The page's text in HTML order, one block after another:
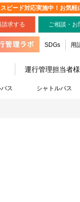
スピード対応実施中！お気軽
請求する ご相談・お
SDGs 用
運行管理担当者
ス シャトルバス